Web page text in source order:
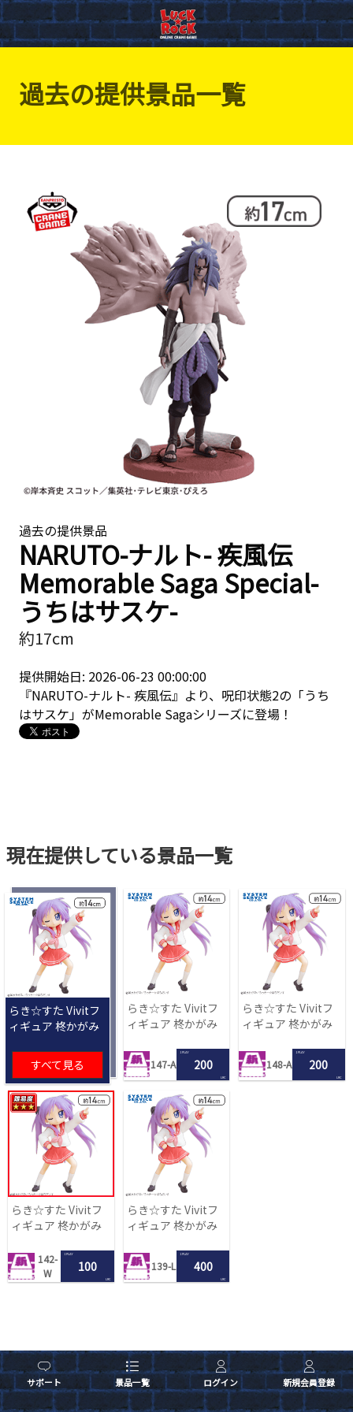
サポート 景品一覧 ログイン 新規会員登録
過去の提供景品一覧
過去の提供景品
NARUTO-ナルト- 疾風伝
Memorable Saga Special-
うちはサスケ-
約17cm
提供開始日: 2026-06-23 00:00:00
『NARUTO-ナルト- 疾風伝』より、呪印状態2の「うち
はサスケ」がMemorable Sagaシリーズに登場！
現在提供している景品一覧
らき☆すた Vivitフ
ィギュア 柊かがみ
すべて見る
らき☆すた Vivitフ
ィギュア 柊かがみ
147-A
1 PLAY
200
LRC
らき☆すた Vivitフ
ィギュア 柊かがみ
148-A
1 PLAY
200
LRC
らき☆すた Vivitフ
ィギュア 柊かがみ
142-
W
1 PLAY
100
LRC
らき☆すた Vivitフ
ィギュア 柊かがみ
139-L
1 PLAY
400
LRC